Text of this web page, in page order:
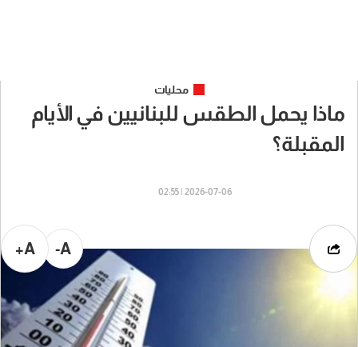
محليات
ماذا يحمل الطقس للبنانيين في الأيام
المقبلة؟
2026-07-06 | 02:55
A-
A+